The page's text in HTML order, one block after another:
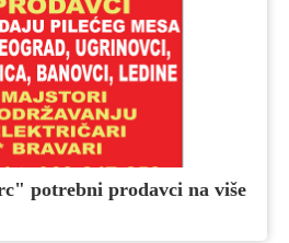
potrebni prodavci na više